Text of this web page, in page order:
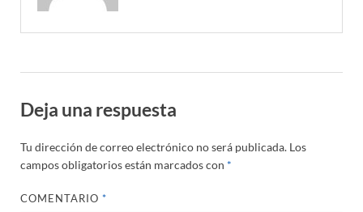
Deja una respuesta
Tu dirección de correo electrónico no será publicada. Los
campos obligatorios están marcados con *
COMENTARIO*